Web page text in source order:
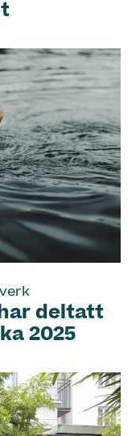
deltatt
2025